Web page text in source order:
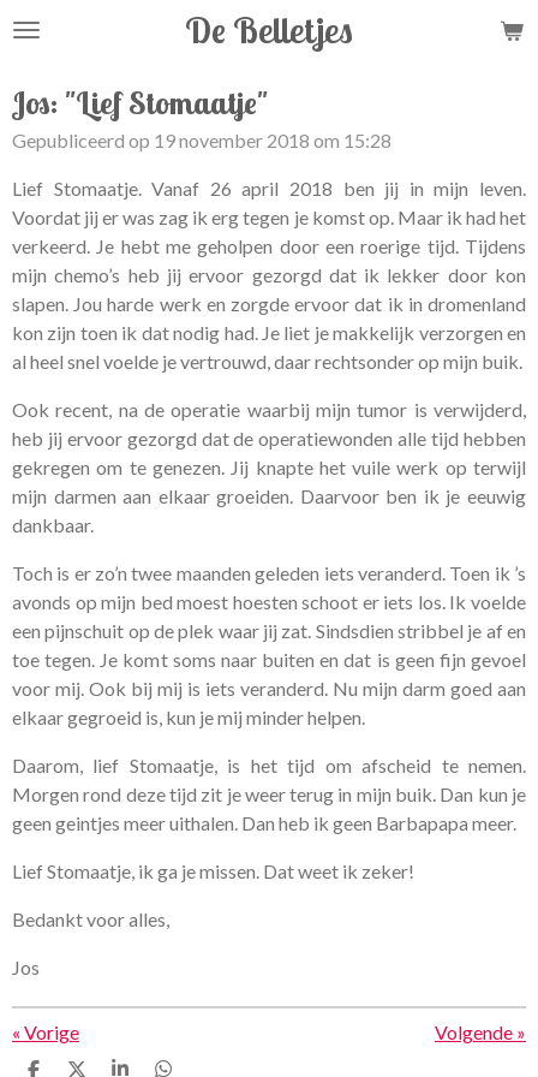
Ga
de
hoofdinhoud
De Belletjes
Jos: "Lief Stomaatje"
Gepubliceerd op 19 november 2018 om 15:28
Lief Stomaatje. Vanaf 26 april 2018 ben jij in mijn leven.
Voordat jij er was zag ik erg tegen je komst op. Maar ik had het
verkeerd. Je hebt me geholpen door een roerige tijd. Tijdens
mijn chemo’s heb jij ervoor gezorgd dat ik lekker door kon
slapen. Jou harde werk en zorgde ervoor dat ik in dromenland
kon zijn toen ik dat nodig had. Je liet je makkelijk verzorgen en
al heel snel voelde je vertrouwd, daar rechtsonder op mijn buik.
Ook recent, na de operatie waarbij mijn tumor is verwijderd,
heb jij ervoor gezorgd dat de operatiewonden alle tijd hebben
gekregen om te genezen. Jij knapte het vuile werk op terwijl
mijn darmen aan elkaar groeiden. Daarvoor ben ik je eeuwig
dankbaar.
Toch is er zo’n twee maanden geleden iets veranderd. Toen ik ’s
avonds op mijn bed moest hoesten schoot er iets los. Ik voelde
een pijnschuit op de plek waar jij zat. Sindsdien stribbel je af en
toe tegen. Je komt soms naar buiten en dat is geen fijn gevoel
voor mij. Ook bij mij is iets veranderd. Nu mijn darm goed aan
elkaar gegroeid is, kun je mij minder helpen.
Daarom, lief Stomaatje, is het tijd om afscheid te nemen.
Morgen rond deze tijd zit je weer terug in mijn buik. Dan kun je
geen geintjes meer uithalen. Dan heb ik geen Barbapapa meer.
Lief Stomaatje, ik ga je missen. Dat weet ik zeker!
Bedankt voor alles,
Jos
« Vorige Volgende »